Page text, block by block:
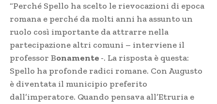
“Perché Spello ha scelto le rievocazioni di epoca
romana e perché da molti anni ha assunto un
ruolo così importante da attrarre nella
partecipazione altri comuni – interviene il
professor Bonamente -. La risposta è questa:
Spello ha profonde radici romane. Con Augusto
è diventata il municipio preferito
dall’imperatore. Quando pensava all’Etruria e